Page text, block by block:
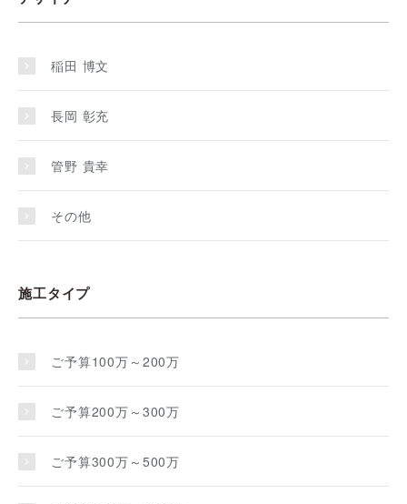
稲田 博文
長岡 彰充
管野 貴幸
その他
施工タイプ
ご予算100万～200万
ご予算200万～300万
ご予算300万～500万